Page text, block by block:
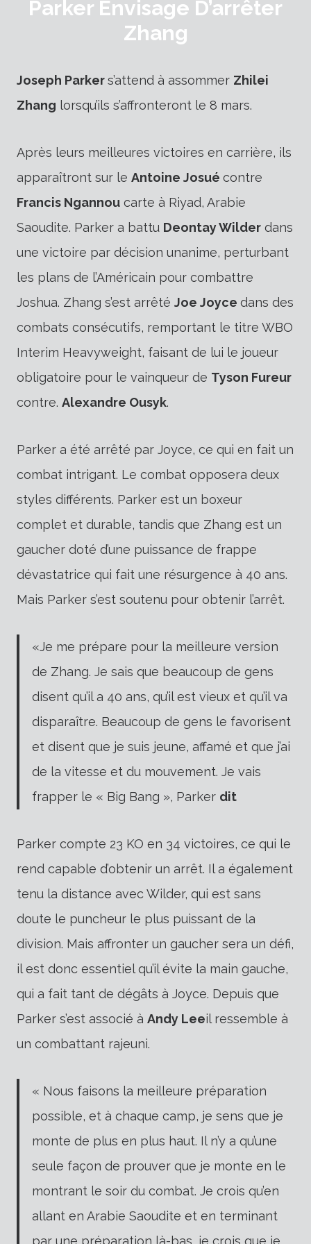
Parker Envisage D’arrêter
Zhang
Joseph Parkers’attend à assommer Zhilei
Zhang lorsqu’ils s’affronteront le 8 mars.
Après leurs meilleures victoires en carrière, ils
apparaîtront sur le Antoine Josué contre
Francis Ngannou carte à Riyad, Arabie
Saoudite. Parker a battu Deontay Wilder dans
une victoire par décision unanime, perturbant
les plans de l’Américain pour combattre
Joshua. Zhang s’est arrêté Joe Joyce dans des
combats consécutifs, remportant le titre WBO
Interim Heavyweight, faisant de lui le joueur
obligatoire pour le vainqueur de Tyson Fureur
contre. Alexandre Ousyk.
Parker a été arrêté par Joyce, ce qui en fait un
combat intrigant. Le combat opposera deux
styles différents. Parker est un boxeur
complet et durable, tandis que Zhang est un
gaucher doté d’une puissance de frappe
dévastatrice qui fait une résurgence à 40 ans.
Mais Parker s’est soutenu pour obtenir l’arrêt.
«Je me prépare pour la meilleure version
de Zhang. Je sais que beaucoup de gens
disent qu’il a 40 ans, qu’il est vieux et qu’il va
disparaître. Beaucoup de gens le favorisent
et disent que je suis jeune, affamé et que j’ai
de la vitesse et du mouvement. Je vais
frapper le « Big Bang », Parker dit
Parker compte 23 KO en 34 victoires, ce qui le
rend capable d’obtenir un arrêt. Il a également
tenu la distance avec Wilder, qui est sans
doute le puncheur le plus puissant de la
division. Mais affronter un gaucher sera un défi,
il est donc essentiel qu’il évite la main gauche,
qui a fait tant de dégâts à Joyce. Depuis que
Parker s’est associé à Andy Leeil ressemble à
un combattant rajeuni.
« Nous faisons la meilleure préparation
possible, et à chaque camp, je sens que je
monte de plus en plus haut. Il n’y a qu’une
seule façon de prouver que je monte en le
montrant le soir du combat. Je crois qu’en
allant en Arabie Saoudite et en terminant
par une préparation là-bas, je crois que je